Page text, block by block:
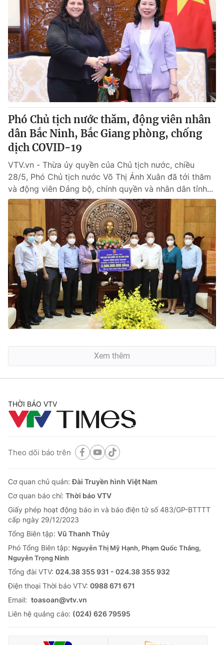
Phó Chủ tịch nước thăm, động viên nhân
dân Bắc Ninh, Bắc Giang phòng, chống
dịch COVID-19
VTV.vn - Thừa ủy quyền của Chủ tịch nước, chiều
28/5, Phó Chủ tịch nước Võ Thị Ánh Xuân đã tới thăm
và động viên Đảng bộ, chính quyền và nhân dân tỉnh...
Xem thêm
THỜI BÁO VTV
Theo dõi báo trên
Cơ quan chủ quản:Đài Truyền hình Việt Nam
Cơ quan báo chí: Thời báo VTV
Giấy phép hoạt động báo in và báo điện tử số 483/GP-BTTTT
cấp ngày 29/12/2023
Tổng Biên tập: Vũ Thanh Thủy
Phó Tổng Biên tập: Nguyễn Thị Mỹ Hạnh, Phạm Quốc Thắng,
Nguyễn Trọng Ninh
Tổng đài VTV: 024.38 355 931 - 024.38 355 932
Ðiện thoại Thời báo VTV: 0988 671 671
Email: toasoan@vtv.vn
Liên hệ quảng cáo: (024) 626 79595